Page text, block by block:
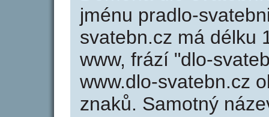
jménu pradlo-
svatebn.cz má délku
www, frází "dlo-
www.dlo-svatebn.cz
znaků. Samotný